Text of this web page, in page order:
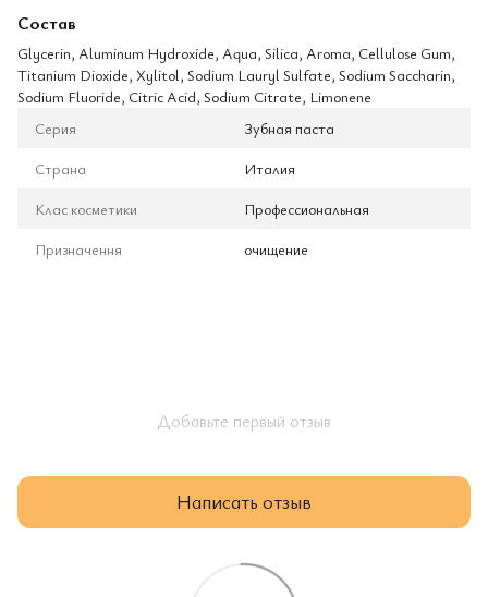
Состав
Glycerin, Aluminum Hydroxide, Aqua, Silica, Aroma, Cellulose Gum,
Titanium Dioxide, Xylitol, Sodium Lauryl Sulfate, Sodium Saccharin,
Sodium Fluoride, Citric Acid, Sodium Citrate, Limonene
Серия
Зубная паста
Страна
Италия
Клас косметики
Профессиональная
Призначення
очищение
Добавьте первый отзыв
Написать отзыв